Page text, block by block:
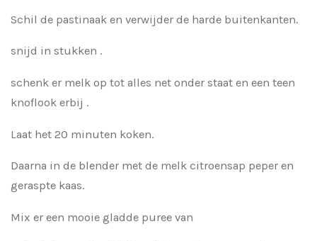
Schil de pastinaak en verwijder de harde buitenkanten.
snijd in stukken .
schenk er melk op tot alles net onder staat en een teen
knoflook erbij .
Laat het 20 minuten koken.
Daarna in de blender met de melk citroensap peper en
geraspte kaas.
Mix er een mooie gladde puree van